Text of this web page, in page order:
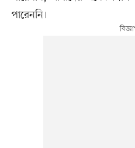
পারেননি।